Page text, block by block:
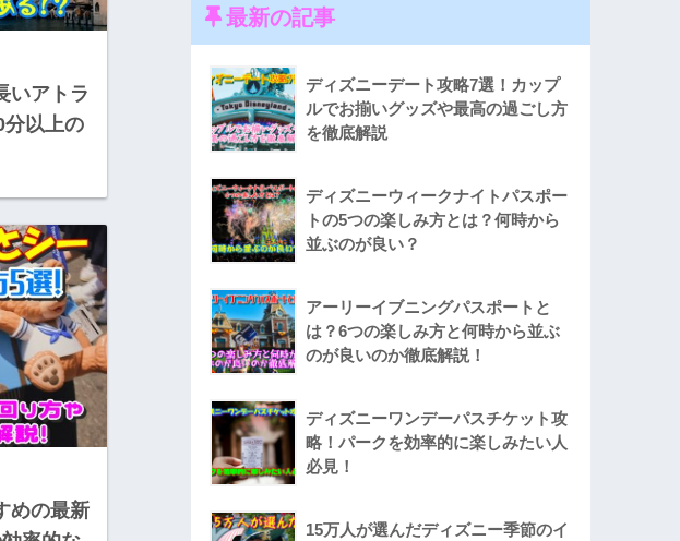
いアトラ
分以上の
めの最新
最新の記事
ディズニーデート攻略7選！カップ
ルでお揃いグッズや最高の過ごし方
を徹底解説
ディズニーウィークナイトパスポー
トの5つの楽しみ方とは？何時から
並ぶのが良い？
アーリーイブニングパスポートと
は？6つの楽しみ方と何時から並ぶ
のが良いのか徹底解説！
ディズニーワンデーパスチケット攻
略！パークを効率的に楽しみたい人
必見！
15万人が選んだディズニー季節のイ